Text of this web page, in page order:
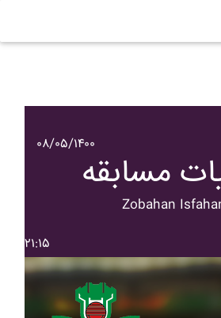
۰۸/۰۵/۱۴۰۰
مسابقه
Zobahan
۲۱:۱۵